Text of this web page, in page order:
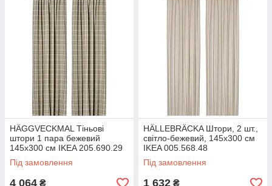
HÄGGVECKMAL Тіньові
штори 1 пара бежевий
145х300 см IKEA 205.690.29
Під замовлення
4 064 ₴
HÄLLEBRÄCKA Штори, 2 шт.,
світло-бежевий, 145х300 см
IKEA 005.568.48
Під замовлення
1 632 ₴